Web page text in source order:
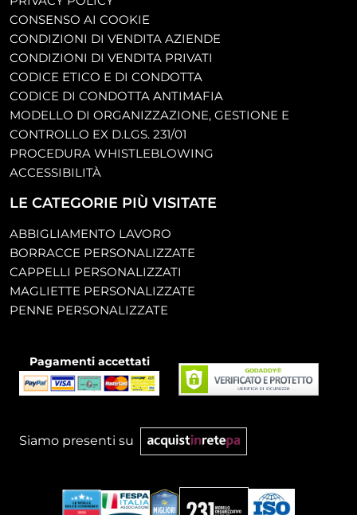
CONSENSO AI COOKIE
CONDIZIONI DI VENDITA AZIENDE
CONDIZIONI DI VENDITA PRIVATI
CODICE ETICO E DI CONDOTTA
CODICE DI CONDOTTA ANTIMAFIA
MODELLO DI ORGANIZZAZIONE, GESTIONE E
CONTROLLO EX D.LGS. 231/01
PROCEDURA WHISTLEBLOWING
ACCESSIBILITÀ
LE CATEGORIE PIÙ VISITATE
ABBIGLIAMENTO LAVORO
BORRACCE PERSONALIZZATE
CAPPELLI PERSONALIZZATI
MAGLIETTE PERSONALIZZATE
PENNE PERSONALIZZATE
Pagamenti accettati
Siamo presenti su